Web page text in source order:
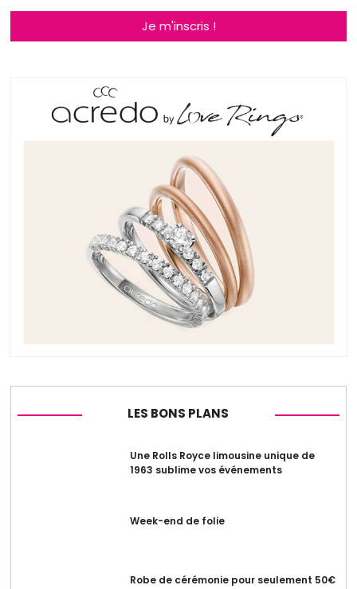
Je m'inscris !
LES BONS PLANS
Une Rolls Royce limousine unique de
1963 sublime vos événements
Week-end de folie
Robe de cérémonie pour seulement 50€